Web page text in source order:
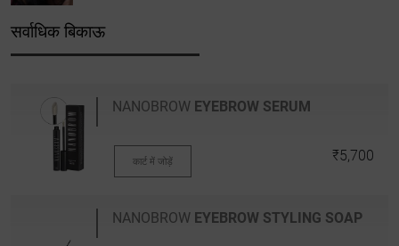
सर्वाधिक बिकाऊ
NANOBROW EYEBROW SERUM
कार्ट में जोड़ें ₹5,700
NANOBROW EYEBROW STYLING SOAP